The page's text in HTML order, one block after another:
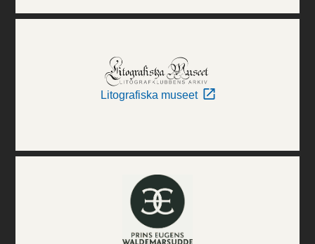
Litografiska museet